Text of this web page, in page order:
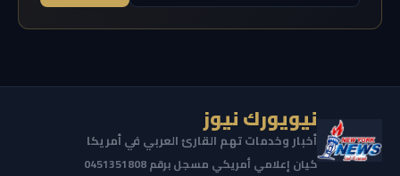
نيويورك نيوز
أخبار وخدمات تهم القارئ العربي في أمريكا
كيان إعلامي أمريكي مسجل برقم 0451351808